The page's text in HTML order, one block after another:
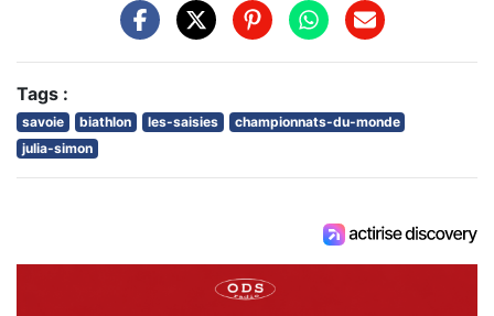
Tags :
savoie biathlon les-saisies
championnats-du-monde
julia-simon